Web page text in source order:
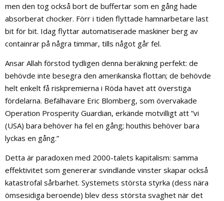
men den tog också bort de buffertar som en gång hade
absorberat chocker. Förr i tiden flyttade hamnarbetare last
bit för bit. Idag flyttar automatiserade maskiner berg av
containrar på några timmar, tills något går fel.
Ansar Allah förstod tydligen denna beräkning perfekt: de
behövde inte besegra den amerikanska flottan; de behövde
helt enkelt få riskpremierna i Röda havet att överstiga
fördelarna. Befälhavare Eric Blomberg, som övervakade
Operation Prosperity Guardian, erkände motvilligt att ”vi
(USA) bara behöver ha fel en gång; houthis behöver bara
lyckas en gång.”
Detta är paradoxen med 2000-talets kapitalism: samma
effektivitet som genererar svindlande vinster skapar också
katastrofal sårbarhet. Systemets största styrka (dess nära
ömsesidiga beroende) blev dess största svaghet när det